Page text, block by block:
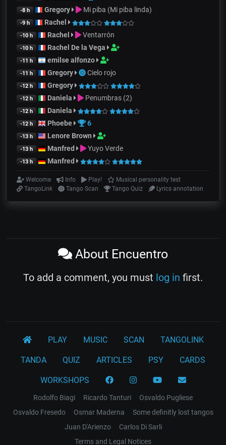
-8 h Gregory Mi piba (Mi piba linda)
-9 h Rachel
-10 h Rachel Ventarrón
-10 h Rachel De la Vega
-11 h emilse alfonzo
-11 h Gregory Cielo rojo
-12 h Gregory
-12 h Daniela Penumbras (2)
-12 h Daniela
-12 h Phoebe 6
-13 h Lenore Brown
-13 h Manfred Yuyo Verde
-13 h Manfred
Welcome Info Play!
Musical personality test
TangoLink
Tango Scan Tango Quiz Lyrics annotation
About Encuentro
To add a comment, you must log in first.
PLAY MUSIC SCAN TANGOLINK
TANDA QUIZ ARTICLES PSY CARDS
WORKSHOPS
Rodolfo Biagi Ricardo Tanturi
Osvaldo Pugliese
Osvaldo Fresedo
Osmar Maderna
Some definitly lost tangos
Juan D'Arienzo
Carlos Di Sarli
Terms and Legal Notices